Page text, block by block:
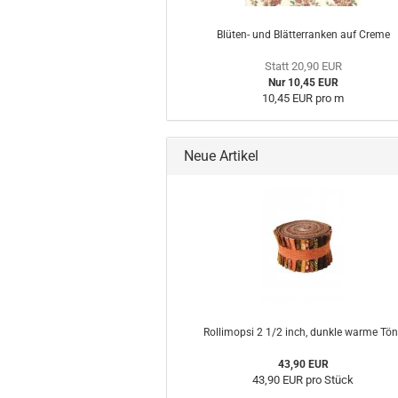
Blüten- und Blätterranken auf Creme
Statt 20,90 EUR
Nur 10,45 EUR
10,45 EUR pro m
Neue Artikel
Rollimopsi 2 1/2 inch, dunkle warme
43,90 EUR
43,90 EUR pro Stück